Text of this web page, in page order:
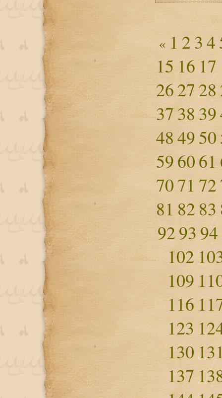
« 1 234
15 16 17
262728
373839
484950
596061
7071 72
81 82 83
9293 94
102
109
116
123
130
137